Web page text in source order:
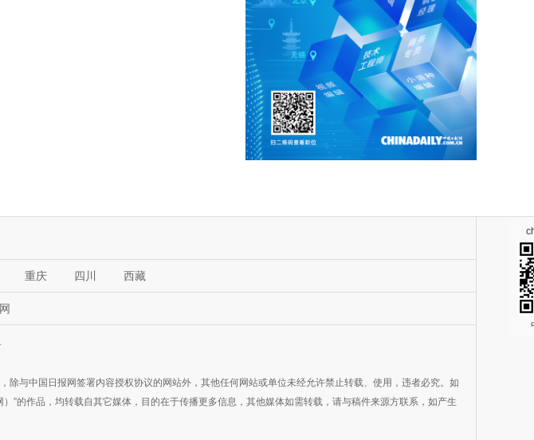
重庆 四川 西藏
除与中国日报网签署内容授权协议的网站外，其他任何网站或单位未经允许禁止转载、使用，违者必究。如
”的作品，均转载自其它媒体，目的在于传播更多信息，其他媒体如需转载，请与稿件来源方联系，如产生